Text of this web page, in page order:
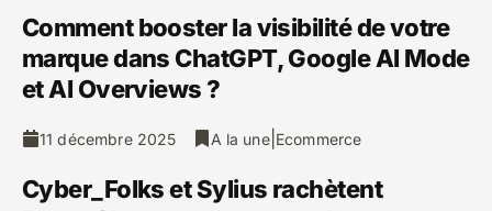
Comment booster la visibilité de votre
marque dans ChatGPT, Google AI Mode
et AI Overviews ?
11 décembre 2025 A la une| Ecommerce
Cyber_Folks et Sylius rachètent